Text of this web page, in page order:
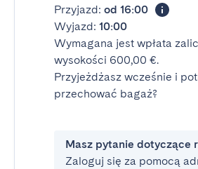
Przyjazd: od 16:00
Wyjazd: 10:00
Wymagana jest wpłata
wysokości 600,00 €.
Przyjeżdżasz wcześnie i
przechować bagaż?
Masz pytanie dotyczące
Zaloguj się za pomocą